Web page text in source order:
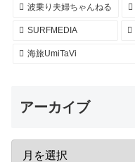
波乗り夫婦ちゃんねる
SURFMEDIA
海旅UmiTaVi
アーカイブ